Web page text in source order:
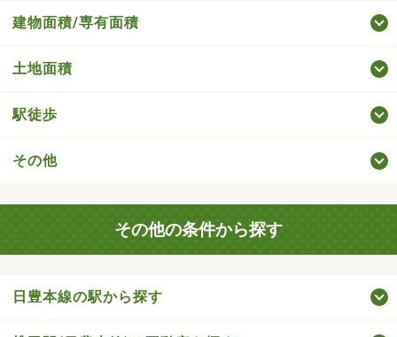
建物面積/専有面積
土地面積
駅徒歩
その他
その他の条件から探す
日豊本線の駅から探す